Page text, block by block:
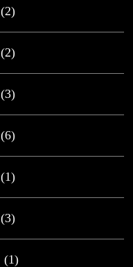
(2)
(2)
(3)
(6)
(1)
(3)
(1)